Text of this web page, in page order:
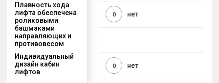
Плавность хода
лифта обеспечена
роликовыми
башмаками
направляющих и
противовесом
нет
0
Индивидуальный
дизайн кабин
лифтов
нет
0